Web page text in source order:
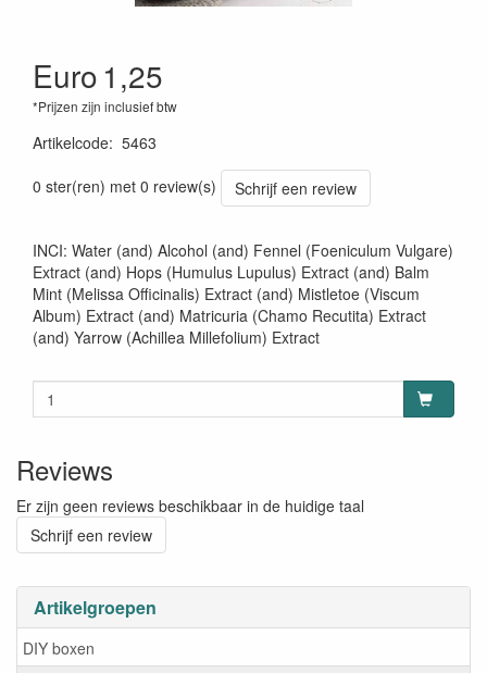
Artikelgroepen
DIY boxen
Euro1,25
*Prijzen zijn inclusief btw
Artikelcode: 5463
0 ster(ren) met 0 review(s)
Schrijf een review
INCI: Water (and) Alcohol (and) Fennel (Foeniculum Vulgare)
Extract (and) Hops (Humulus Lupulus) Extract (and) Balm
Mint (Melissa Officinalis) Extract (and) Mistletoe (Viscum
Album) Extract (and) Matricuria (Chamo Recutita) Extract
(and) Yarrow (Achillea Millefolium) Extract
Reviews
Er zijn geen reviews beschikbaar in de huidige taal
Schrijf een review